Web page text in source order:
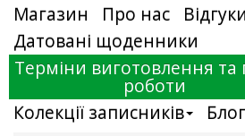
Магазин Про нас
Відгуки
Датовані щоденники
Терміни виготовлення та
роботи
Колекції записників
Блог